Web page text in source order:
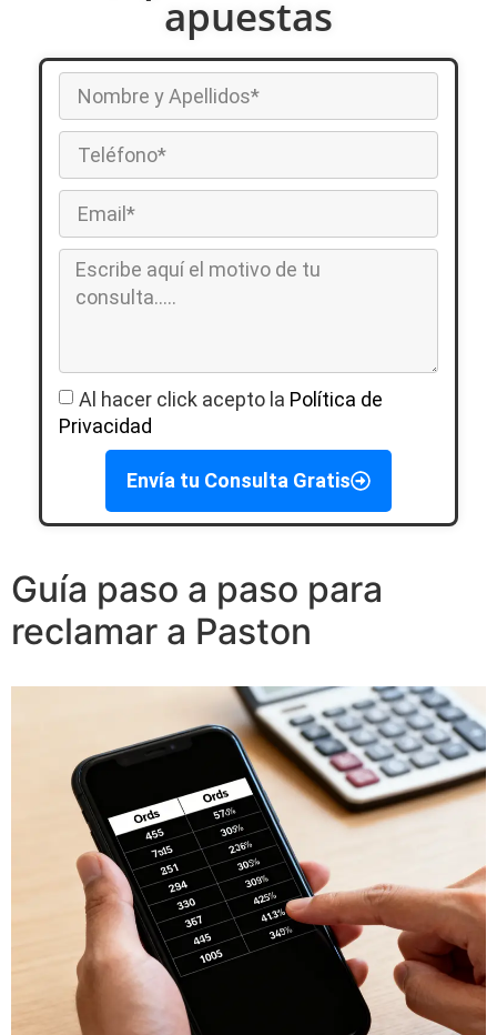
apuestas
Al hacer click acepto la Política de
Privacidad
Envía tu Consulta Gratis
Guía paso a paso para
reclamar a Paston